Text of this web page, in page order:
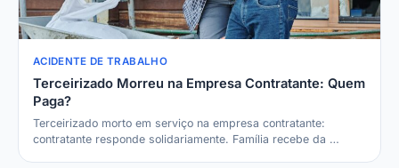
ACIDENTE DE TRABALHO
Terceirizado Morreu na Empresa Contratante: Quem
Paga?
Terceirizado morto em serviço na empresa contratante:
contratante responde solidariamente. Família recebe da …